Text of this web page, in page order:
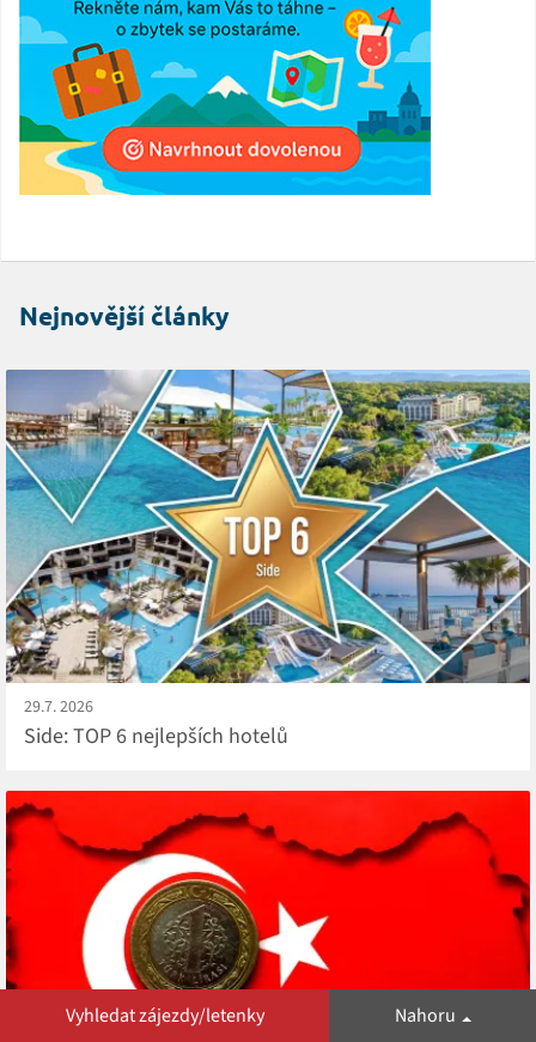
Nejnovější články
29.7. 2026
Side: TOP 6 nejlepších hotelů
Vyhledat zájezdy/letenky Nahoru